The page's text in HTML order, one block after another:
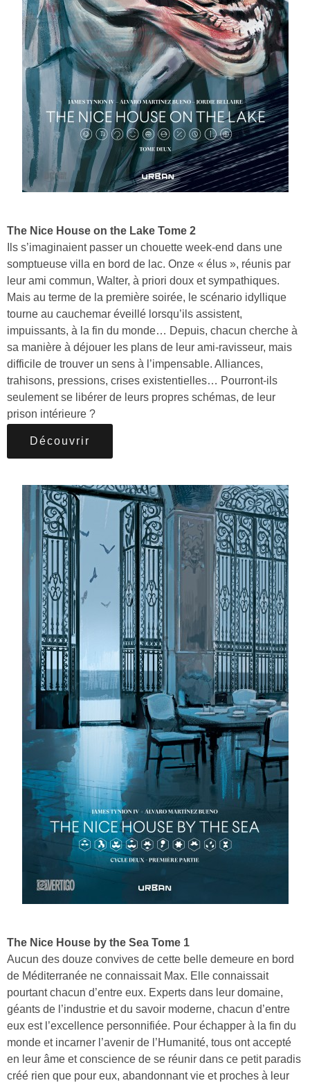
The Nice House on the Lake Tome 2
Ils s’imaginaient passer un chouette week-end dans une
somptueuse villa en bord de lac. Onze « élus », réunis par
leur ami commun, Walter, à priori doux et sympathiques.
Mais au terme de la première soirée, le scénario idyllique
tourne au cauchemar éveillé lorsqu’ils assistent,
impuissants, à la fin du monde… Depuis, chacun cherche à
sa manière à déjouer les plans de leur ami-ravisseur, mais
difficile de trouver un sens à l’impensable. Alliances,
trahisons, pressions, crises existentielles… Pourront-ils
seulement se libérer de leurs propres schémas, de leur
prison intérieure ?
Découvrir
The Nice House by the Sea Tome 1
Aucun des douze convives de cette belle demeure en bord
de Méditerranée ne connaissait Max. Elle connaissait
pourtant chacun d’entre eux. Experts dans leur domaine,
géants de l’industrie et du savoir moderne, chacun d’entre
eux est l’excellence personnifiée. Pour échapper à la fin du
monde et incarner l’avenir de l’Humanité, tous ont accepté
en leur âme et conscience de se réunir dans ce petit paradis
créé rien que pour eux, abandonnant vie et proches à leur